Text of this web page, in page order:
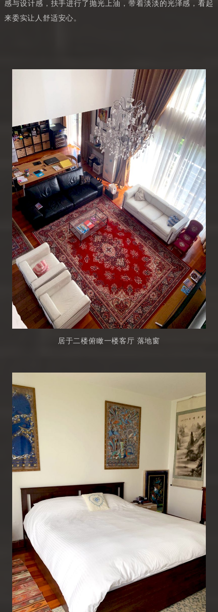
感与设计感，扶手进行了抛光上油，带着淡淡的光泽感，看起
来委实让人舒适安心。
居于二楼俯瞰一楼客厅 落地窗